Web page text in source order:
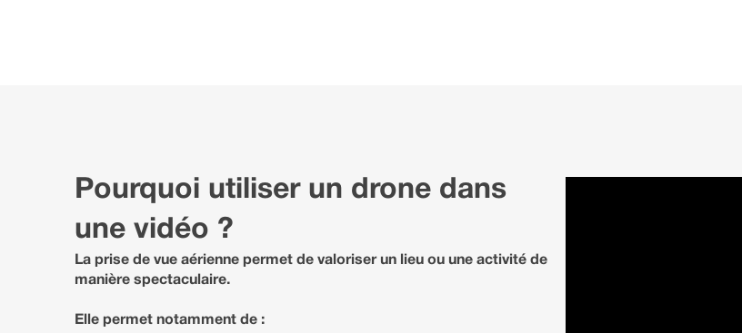
Pourquoi utiliser un drone dans
une vidéo ?
La prise de vue aérienne permet de valoriser un lieu ou une activité de
manière spectaculaire.
Elle permet notamment de :